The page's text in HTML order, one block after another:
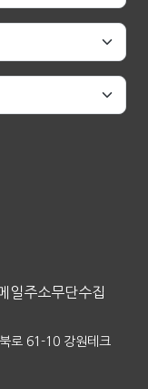
일주소무단수집
로 61-10 강원테크